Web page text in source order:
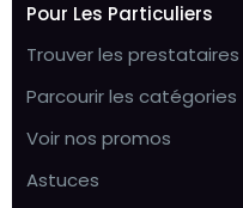
Pour Les Particuliers
Trouver les prestataires
Parcourir les catégories
Voir nos promos
Astuces